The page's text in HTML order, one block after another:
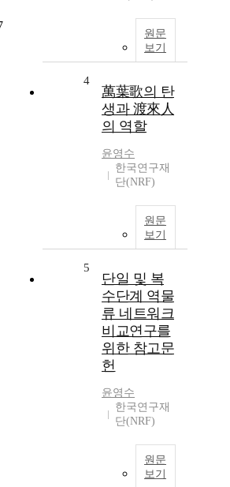
원문
보기
4
萬葉歌의 탄
생과 渡來人
의 역할
윤영수
한국연구재
단(NRF)
원문
보기
5
단일 및 복
수단계 역물
류 네트워크
비교연구를
위한 참고문
헌
윤영수
한국연구재
단(NRF)
원문
보기